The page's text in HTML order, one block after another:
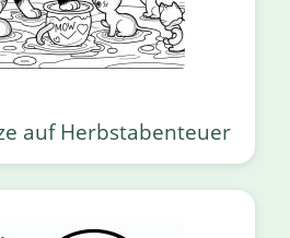
auf Herbstabenteuer